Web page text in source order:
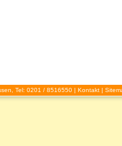
Tel: 0201 / 8516550 | Kontakt |